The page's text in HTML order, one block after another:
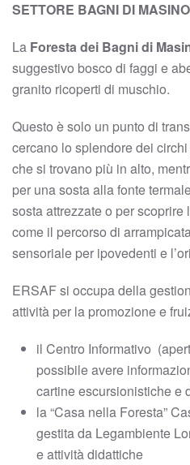
SETTORE BAGNI DI MASINO
La Foresta dei Bagni di
suggestivo bosco di faggi e
granito ricoperti di muschio.
Questo è solo un punto di
cercano lo splendore dei
che si trovano più in alto,
per una sosta alla fonte
sosta attrezzate o per
come il percorso di
sensoriale per ipovedenti e
ERSAF si occupa della
attività per la promozione e
il Centro Informativo
possibile avere
cartine escursionistiche e
la “Casa nella Foresta”
gestita da Legambiente
e attività didattiche